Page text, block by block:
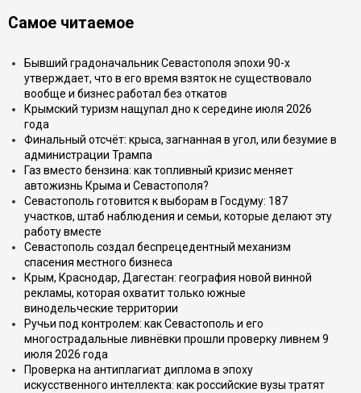
Самое читаемое
Бывший градоначальник Севастополя эпохи 90-х
утверждает, что в его время взяток не существовало
вообще и бизнес работал без откатов
Крымский туризм нащупал дно к середине июля 2026
года
Финальный отсчёт: крыса, загнанная в угол, или безумие в
администрации Трампа
Газ вместо бензина: как топливный кризис меняет
автожизнь Крыма и Севастополя?
Севастополь готовится к выборам в Госдуму: 187
участков, штаб наблюдения и семьи, которые делают эту
работу вместе
Севастополь создал беспрецедентный механизм
спасения местного бизнеса
Крым, Краснодар, Дагестан: география новой винной
рекламы, которая охватит только южные
винодельческие территории
Ручьи под контролем: как Севастополь и его
многострадальные ливнёвки прошли проверку ливнем 9
июля 2026 года
Проверка на антиплагиат диплома в эпоху
искусственного интеллекта: как российские вузы тратят